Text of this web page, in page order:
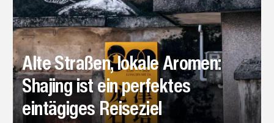
Alte Straßen, lokale Aromen:
Shajing ist ein perfektes
eintägiges Reiseziel